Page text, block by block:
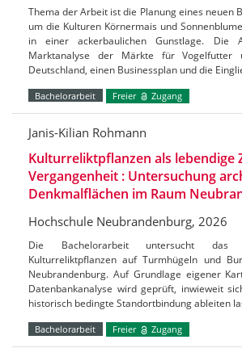
Thema der Arbeit ist die Planung eines neuen
um die Kulturen Körnermais und
in einer ackerbaulichen Gunstlage. Die
Marktanalyse der Märkte für Vogelfutter
Deutschland, einen Businessplan und die
Bachelorarbeit Freier Zugang
Janis-Kilian Rohmann
Kulturreliktpflanzen als lebendige
Vergangenheit : Untersuchung
Denkmalflächen im Raum
Hochschule Neubrandenburg, 2026
Die Bachelorarbeit untersucht das
Kulturreliktpflanzen auf Turmhügeln und
Neubrandenburg. Auf Grundlage eigener
Datenbankanalyse wird geprüft, inwieweit
historisch bedingte Standortbindung ableiten
Bachelorarbeit Freier Zugang